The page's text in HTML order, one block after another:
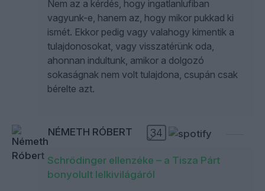
Nem az a kérdés, hogy ingatlanlufiban
vagyunk-e, hanem az, hogy mikor pukkad ki
ismét. Ekkor pedig vagy valahogy kimentik a
tulajdonosokat, vagy visszatérünk oda,
ahonnan indultunk, amikor a dolgozó
sokaságnak nem volt tulajdona, csupán csak
bérelte azt.
NÉMETH RÓBERT 34
Schrödinger ellenzéke – a Tisza Párt
bonyolult lelkivilágáról